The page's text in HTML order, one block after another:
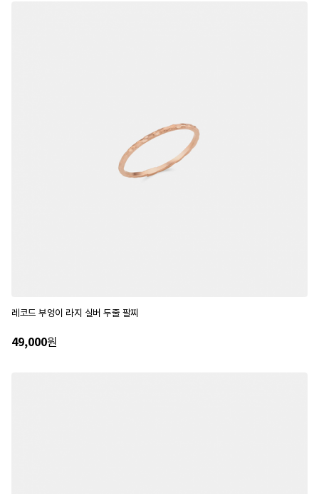
레코드 부엉이 라지 실버 두줄 팔찌
49,000원